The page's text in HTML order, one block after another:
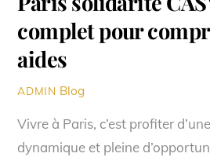
complet pour
aides
ADMIN Blog
Vivre à Paris, c’est profiter
dynamique et pleine